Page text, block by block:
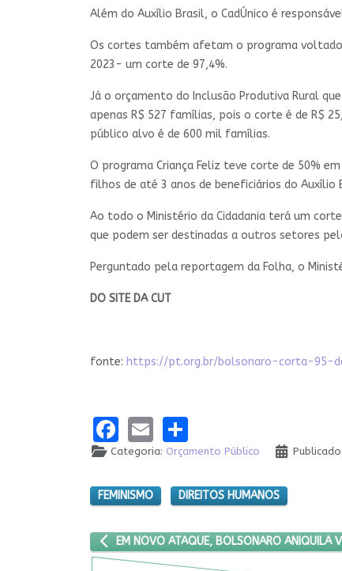
Além do Auxílio Brasil, o CadÚnico é
Os cortes também afetam o programa voltado
2023- um corte de 97,4%.
Já o orçamento do Inclusão Produtiva Rural
apenas R$ 527 famílias, pois o corte é de R$
público alvo é de 600 mil famílias.
O programa Criança Feliz teve corte de 50%
filhos de até 3 anos de beneficiários do Auxílio
Ao todo o Ministério da Cidadania terá um
que podem ser destinadas a outros setores
Perguntado pela reportagem da Folha, o
DO SITE DA CUT
fonte: https://pt.org.br/bolsonaro-corta-95-
Facebook
Email
Categoria: Orçamento Público
FEMINISMO DIREITOS HUMANOS
ARTIGO ANTERIOR: EM NOVO ATAQUE,
EM NOVO ATAQUE, BOLSONARO ANIQUILA